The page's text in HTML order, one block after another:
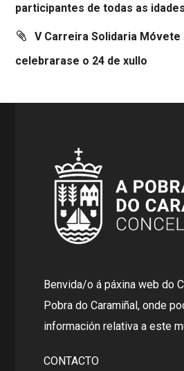
participantes de todas as
V Carreira Solidaria Móvete
celebrarase o 24 de xullo
Benvida/o á páxina web do
Pobra do Caramiñal, onde
información relativa a este
CONTACTO